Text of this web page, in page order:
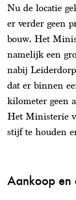
Nu de locatie
er verder geen
bouw. Het
namelijk een
nabij
dat er binnen
kilometer geen
Het Ministerie
stijf te houden
Aankoop en